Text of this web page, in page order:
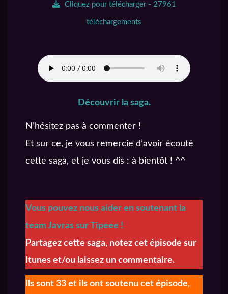
Cliquez pour télécharger - 27961
téléchargements
Découvrir la saga.
N’hésitez pas à commenter !
Et sur ce, je vous remercie d’avoir écouté
cette saga, et je vous dis : à bientôt ! ^^
Vous pouvez nous aider en soutenant la
team Javras sur Tipeee !
Partagez cette saga, notez cet épisode sur
Itunes et/ou laissez un commentaire.
Ils sont 33 et ils ont soutenu cet épisode,